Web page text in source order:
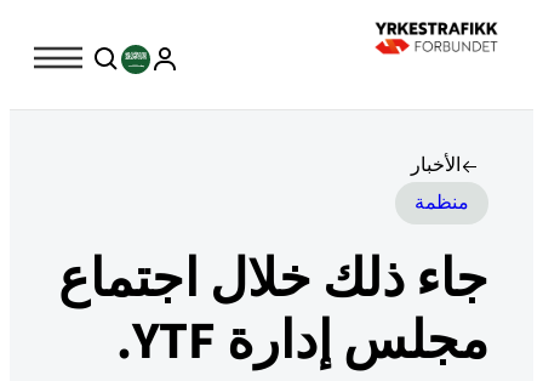
الأخبار
منظمة
جاء ذلك خلال اجتماع
مجلس إدارة YTF.